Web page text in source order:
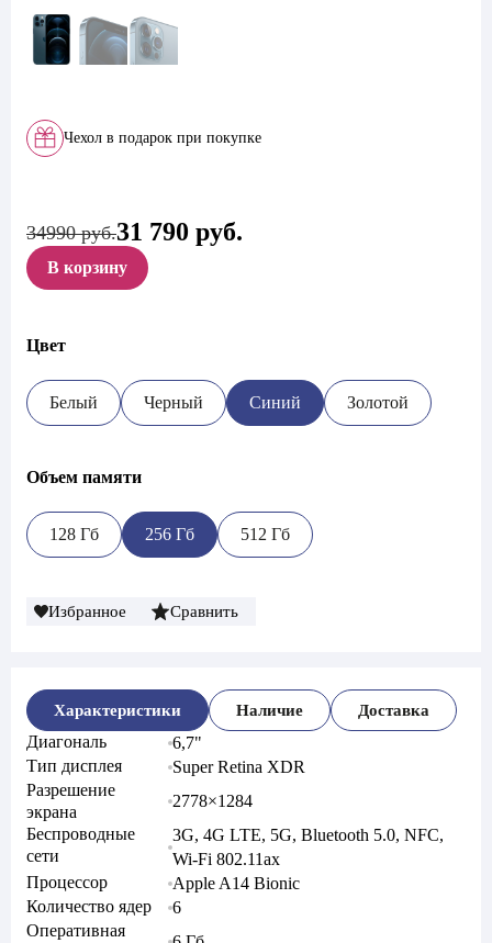
Чехол в подарок при покупке
34990 руб.Первоначальная
цена
составляла
31 790 руб.
В корзину
Цвет
Белый Черный Синий Золотой
Объем памяти
128 Гб 256 Гб 512 Гб
Избранное Сравнить
Характеристики Наличие Доставка
Диагональ
6,7"
Тип дисплея
Super Retina XDR
Разрешение
экрана
2778×1284
Беспроводные
сети
3G, 4G LTE, 5G, Bluetooth 5.0, NFC,
Wi-Fi 802.11ax
Процессор
Apple A14 Bionic
Количество ядер
6
Оперативная